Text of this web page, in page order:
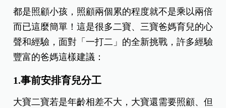
都是照顧小孩，照顧兩個累的程度就不是乘以兩倍
而已這麼簡單！這是很多二寶、三寶爸媽育兒的心
聲和經驗，面對「一打二」的全新挑戰，許多經驗
豐富的爸媽這樣建議：
1.事前安排育兒分工
大寶二寶若是年齡相差不大，大寶還需要照顧、但